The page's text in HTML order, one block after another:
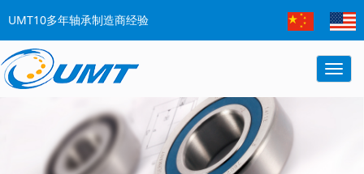
UMT10多年轴承制造商经验